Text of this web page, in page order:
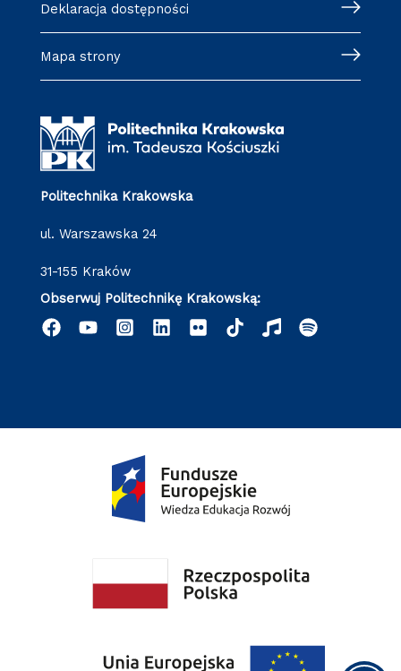
Deklaracja dostępności
Mapa strony
Politechnika Krakowska
ul. Warszawska 24
31-155 Kraków
Obserwuj Politechnikę Krakowską: